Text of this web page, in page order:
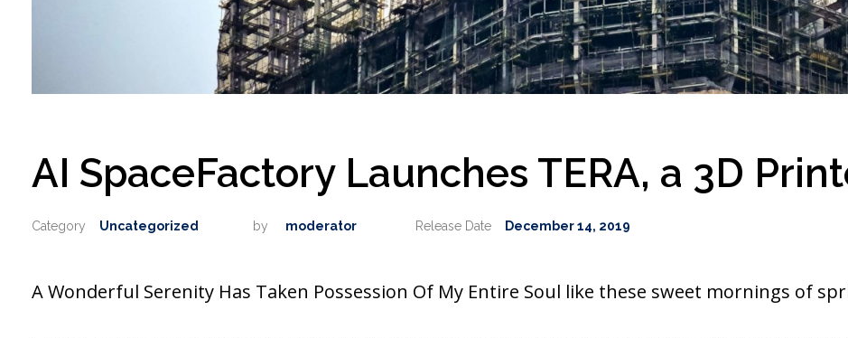
AI SpaceFactory Launches TERA, a 3D
December 14, 2019
by moderator
Uncategorized
A Wonderful Serenity Has Taken Possession Of My Entire Soul like these sweet mornings of